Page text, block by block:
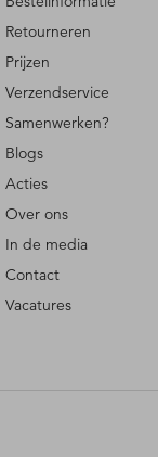
Retourneren
Prijzen
Verzendservice
Samenwerken?
Blogs
Acties
Over ons
In de media
Contact
Vacatures